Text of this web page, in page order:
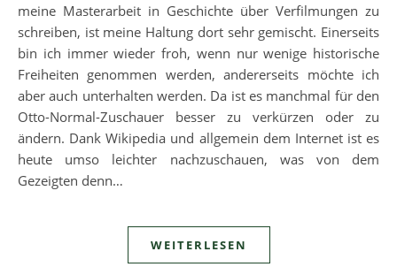
meine Masterarbeit in Geschichte über Verfilmungen zu
schreiben, ist meine Haltung dort sehr gemischt. Einerseits
bin ich immer wieder froh, wenn nur wenige historische
Freiheiten genommen werden, andererseits möchte ich
aber auch unterhalten werden. Da ist es manchmal für den
Otto-Normal-Zuschauer besser zu verkürzen oder zu
ändern. Dank Wikipedia und allgemein dem Internet ist es
heute umso leichter nachzuschauen, was von dem
Gezeigten denn…
WEITERLESEN